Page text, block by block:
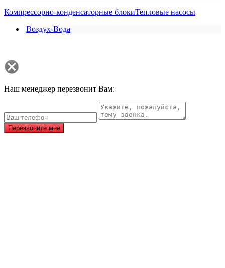
Компрессорно-конденсаторные блокиТепловые насосы
Воздух-Вода
Наш менеджер перезвонит Вам:
Перезвоните мне